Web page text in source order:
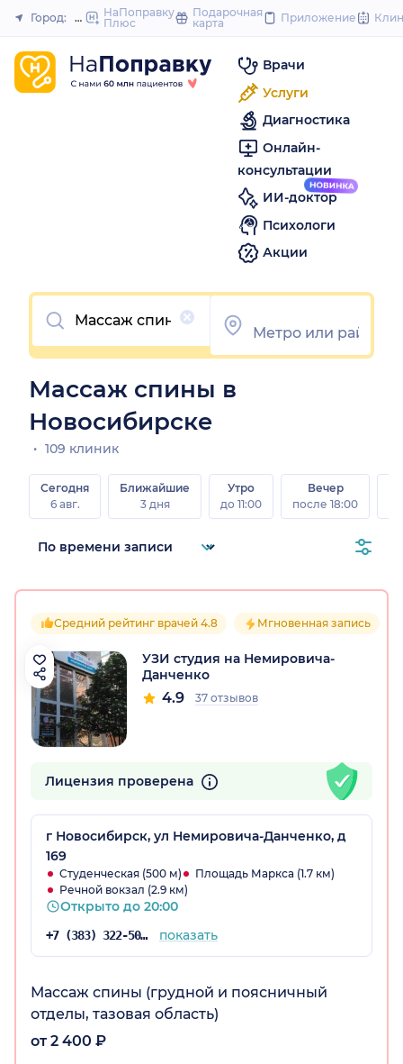
to
Закрыть
Город: Новосибирск
НаПоправку
Плюс
Подарочная
карта
Приложение
Врачи
Услуги
Диагностика
Онлайн-
консультации
ИИ-доктор
Психологи
Акции
Очистить
Массаж спины в
Новосибирске
109 клиник
Сегодня
6 авг.
Ближайшие
3 дня
Утро
до 11:00
Вечер
после 18:00
Средний рейтинг врачей 4.8 Мгновенная запись
УЗИ студия на Немировича-
Данченко
4.9 37 отзывов
Лицензия проверена
г Новосибирск, ул Немировича-Данченко, д
169
Студенческая (500 м)
Площадь Маркса (1.7 км)
Речной вокзал (2.9 км)
Открыто до 20:00
+7 (383) 322-50-35 показать
Массаж спины (грудной и поясничный
отделы, тазовая область)
от 2 400 ₽